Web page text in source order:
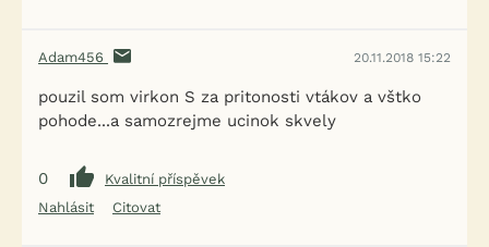
Adam456 20.11.2018 15:22
pouzil som virkon S za pritonosti vtákov a vštko
pohode...a samozrejme ucinok skvely
0
Kvalitní příspěvek
Nahlásit
Citovat